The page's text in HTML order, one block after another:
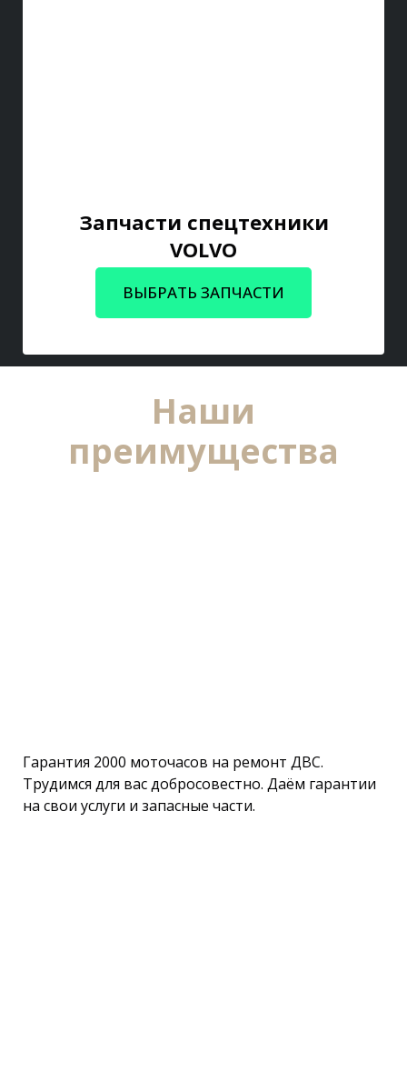
Запчасти спецтехники
VOLVO
ВЫБРАТЬ ЗАПЧАСТИ
Наши
преимущества
Гарантия 2000 моточасов на ремонт ДВС.
Трудимся для вас добросовестно. Даём гарантии
на свои услуги и запасные части.